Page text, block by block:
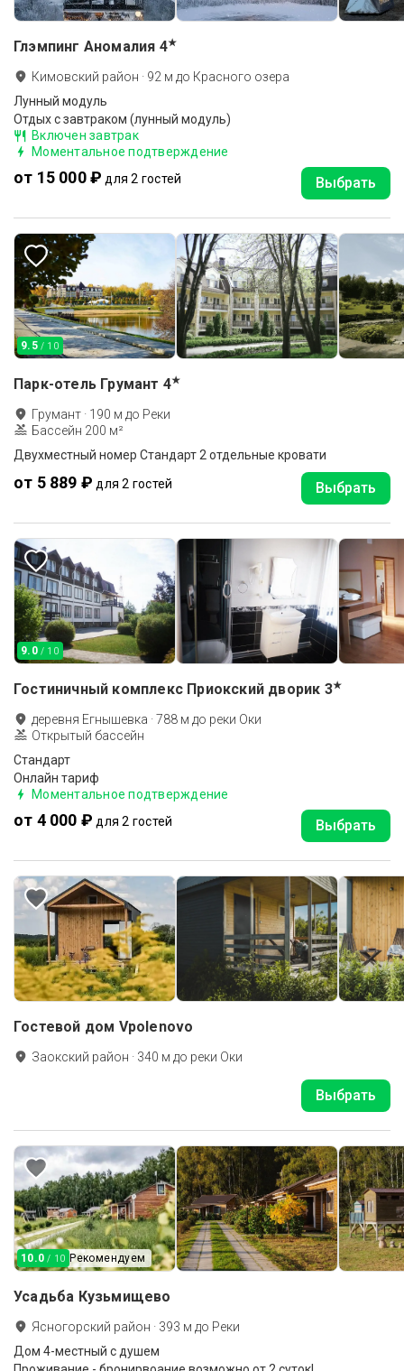
Глэмпинг Аномалия 4★
Кимовский район · 92 м до Красного озера
Лунный модуль
Отдых с завтраком (лунный модуль)
Включен завтрак
Моментальное подтверждение
от 15 000 ₽ для 2 гостей Выбрать
9.5 / 10
Парк-отель Грумант 4★
Грумант · 190 м до Реки
Бассейн 200 м²
Двухместный номер Стандарт 2 отдельные кровати
от 5 889 ₽ для 2 гостей Выбрать
9.0 / 10
Гостиничный комплекс Приокский дворик 3★
деревня Егнышевка ·788 м до реки Оки
Открытый бассейн
Стандарт
Онлайн тариф
Моментальное подтверждение
от 4 000 ₽ для 2 гостей Выбрать
Гостевой дом Vpolenovo
Заокский район · 340 м до реки Оки
Выбрать
10.0 / 10 Рекомендуем
Усадьба Кузьмищево
Ясногорский район · 393 м до Реки
Дом 4-местный с душем